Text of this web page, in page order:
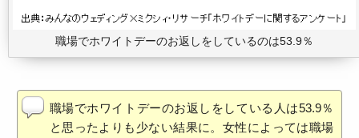
職場でホワイトデーのお返しをしているのは53.9％
職場でホワイトデーのお返しをしている人は53.9％
と思ったよりも少ない結果に。女性によっては職場